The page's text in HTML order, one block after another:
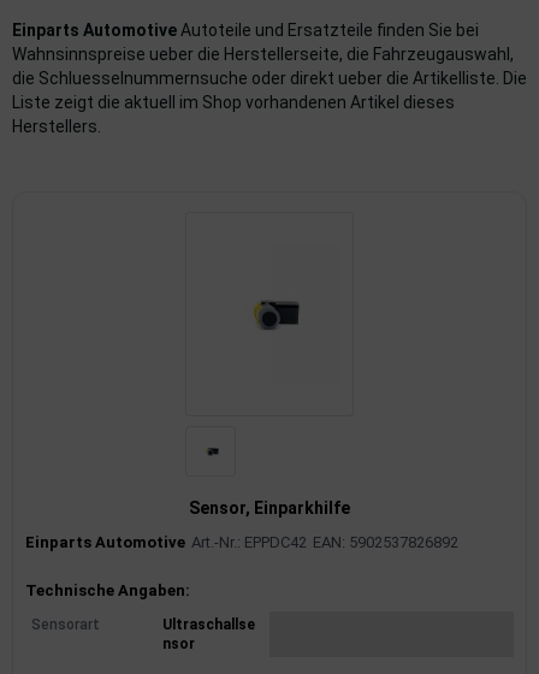
Einparts Automotive Autoteile und Ersatzteile finden Sie bei
Wahnsinnspreise ueber die Herstellerseite, die Fahrzeugauswahl,
die Schluesselnummernsuche oder direkt ueber die Artikelliste. Die
Liste zeigt die aktuell im Shop vorhandenen Artikel dieses
Herstellers.
Sensor, Einparkhilfe
Einparts Automotive Art.-Nr.: EPPDC42 EAN: 5902537826892
Produktinformationen
Technische Angaben:
Sensorart
Ultraschallse
nsor